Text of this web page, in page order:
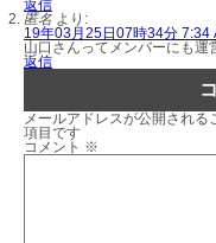
返信
匿名 より:
19年03月25日07時34分 7:34
山口さんってメンバーにも運
返信
メールアドレスが公開される
項目です
コメント ※